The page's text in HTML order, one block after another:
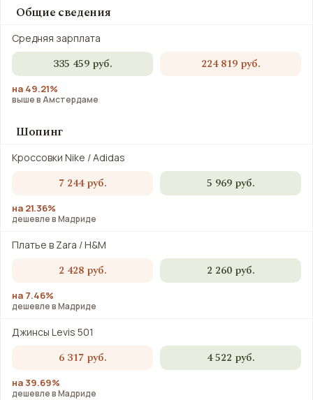
Общие сведения
Средняя зарплата
335 459 руб. 224 819 руб.
на 49.21%
выше в Амстердаме
Шопинг
Кроссовки Nike / Adidas
7 244 руб. 5 969 руб.
на 21.36%
дешевле в Мадриде
Платье в Zara / H&M
2 428 руб. 2 260 руб.
на 7.46%
дешевле в Мадриде
Джинсы Levis 501
6 317 руб. 4 522 руб.
на 39.69%
дешевле в Мадриде